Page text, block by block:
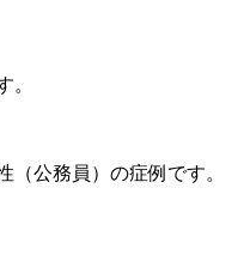
。
公務員）の症例です。